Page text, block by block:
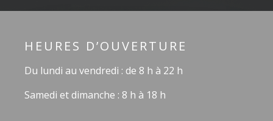
HEURES D’OUVERTURE
Du lundi au vendredi : de 8 h à 22 h
Samedi et dimanche : 8 h à 18 h